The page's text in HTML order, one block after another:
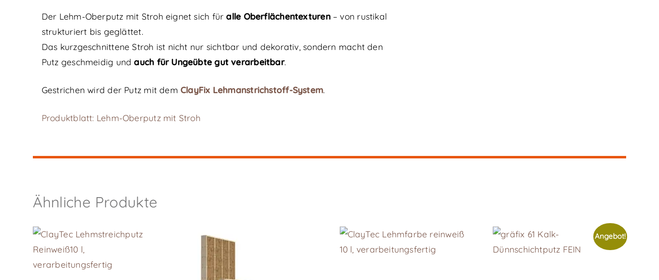
Der Lehm-Oberputz mit Stroh eignet sich füralle Oberflächentexturen– von rustikal
strukturiert bis geglättet.
Das kurzgeschnittene Stroh ist nicht nur sichtbar und dekorativ, sondern macht den
Putz geschmeidig undauch für Ungeübte gut verarbeitbar.
Gestrichen wird der Putz mit demClayFix Lehmanstrichstoff-System.
Produktblatt: Lehm-Oberputz mit Stroh
Ähnliche Produkte
Angebot!